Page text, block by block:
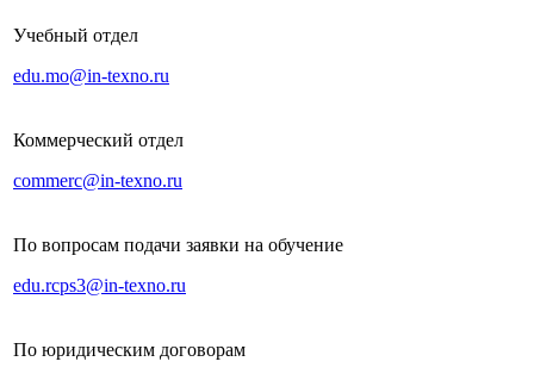
Учебный отдел
edu.mo@in-texno.ru
Коммерческий отдел
commerc@in-texno.ru
По вопросам подачи заявки на обучение
edu.rcps3@in-texno.ru
По юридическим договорам